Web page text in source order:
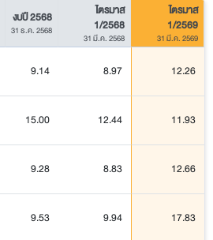
งบปี 2568
31 ธ.ค. 2568
ไตรมาส
1/2568
31 มี.ค. 2568
ไตรมาส
1/2569
31 มี.ค. 2569
9.14 8.97 12.26
15.00 12.44 11.93
9.28 8.83 12.66
9.53 9.94 17.83